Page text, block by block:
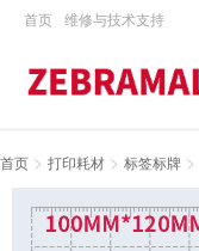
首页 维修与技术支持
打印机
数据采集
首页 > 打印耗材 > 标签标牌 >